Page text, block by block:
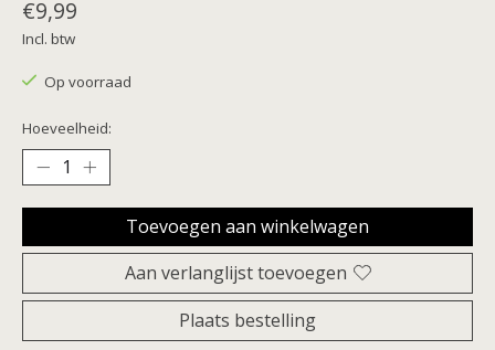
€9,99
Incl. btw
Op voorraad
Hoeveelheid:
Toevoegen aan winkelwagen
Aan verlanglijst toevoegen
Plaats bestelling